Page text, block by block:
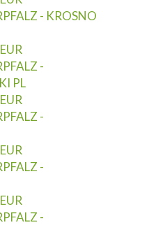
- KROSNO
EUR
-
PL
EUR
-
EUR
-
EUR
-